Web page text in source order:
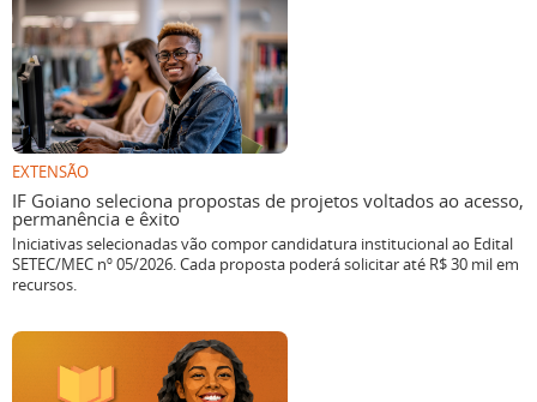
EXTENSÃO
IF Goiano seleciona propostas de projetos voltados ao acesso,
permanência e êxito
Iniciativas selecionadas vão compor candidatura institucional ao Edital
SETEC/MEC nº 05/2026. Cada proposta poderá solicitar até R$ 30 mil em
recursos.